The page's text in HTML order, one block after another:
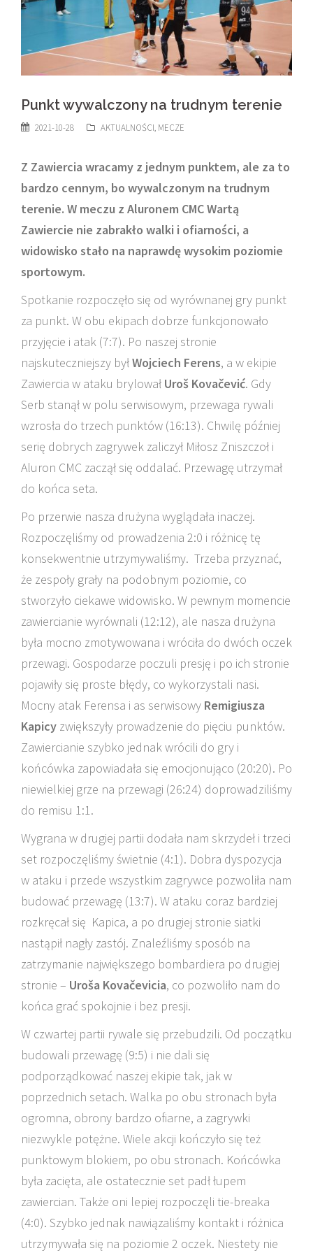
Punkt wywalczony na trudnym terenie
2021-10-28 AKTUALNOŚCI, MECZE
Z Zawiercia wracamy z jednym punktem, ale za to
bardzo cennym, bo wywalczonym na trudnym
terenie. W meczu z Aluronem CMC Wartą
Zawiercie nie zabrakło walki i ofiarności, a
widowisko stało na naprawdę wysokim poziomie
sportowym.
Spotkanie rozpoczęło się od wyrównanej gry punkt
za punkt. W obu ekipach dobrze funkcjonowało
przyjęcie i atak (7:7). Po naszej stronie
najskuteczniejszy byłWojciech Ferens, a w ekipie
Zawiercia w ataku brylował Uroš Kovačević. Gdy
Serb stanął w polu serwisowym, przewaga rywali
wzrosła do trzech punktów (16:13). Chwilę później
serię dobrych zagrywek zaliczył Miłosz Zniszczoł i
Aluron CMC zaczął się oddalać. Przewagę utrzymał
do końca seta.
Po przerwie nasza drużyna wyglądała inaczej.
Rozpoczęliśmy od prowadzenia 2:0 i różnicę tę
konsekwentnie utrzymywaliśmy. Trzeba przyznać,
że zespoły grały na podobnym poziomie, co
stworzyło ciekawe widowisko. W pewnym momencie
zawiercianie wyrównali (12:12), ale nasza drużyna
była mocno zmotywowana i wróciła do dwóch oczek
przewagi. Gospodarze poczuli presję i po ich stronie
pojawiły się proste błędy, co wykorzystali nasi.
Mocny atak Ferensa i as serwisowy Remigiusza
Kapicy zwiększyły prowadzenie do pięciu punktów.
Zawiercianie szybko jednak wrócili do gry i
końcówka zapowiadała się emocjonująco (20:20). Po
niewielkiej grze na przewagi (26:24) doprowadziliśmy
do remisu 1:1.
Wygrana w drugiej partii dodała nam skrzydeł i trzeci
set rozpoczęliśmy świetnie (4:1). Dobra dyspozycja
w ataku i przede wszystkim zagrywce pozwoliła nam
budować przewagę (13:7). W ataku coraz bardziej
rozkręcał się Kapica, a po drugiej stronie siatki
nastąpił nagły zastój. Znaleźliśmy sposób na
zatrzymanie największego bombardiera po drugiej
stronie – Uroša Kovačevicia, co pozwoliło nam do
końca grać spokojnie i bez presji.
W czwartej partii rywale się przebudzili. Od początku
budowali przewagę (9:5) i nie dali się
podporządkować naszej ekipie tak, jak w
poprzednich setach. Walka po obu stronach była
ogromna, obrony bardzo ofiarne, a zagrywki
niezwykle potężne. Wiele akcji kończyło się też
punktowym blokiem, po obu stronach. Końcówka
była zacięta, ale ostatecznie set padł łupem
zawiercian. Także oni lepiej rozpoczęli tie-breaka
(4:0). Szybko jednak nawiązaliśmy kontakt i różnica
utrzymywała się na poziomie 2 oczek. Niestety nie